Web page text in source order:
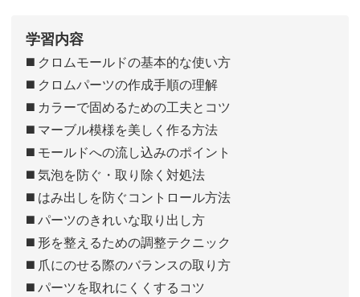
学習内容
◼️ クロムモールドの基本的な使い方
◼️ クロムパーツの作成手順の理解
◼️ カラーで固めるための工夫とコツ
◼️ マーブル模様を美しく作る方法
◼️ モールドへの流し込みのポイント
◼️ 気泡を防ぐ・取り除く対処法
◼️ はみ出しを防ぐコントロール方法
◼️ パーツのきれいな取り出し方
◼️ 形を整えるための調整テクニック
◼️ 爪にのせる際のバランスの取り方
◼️ パーツを取れにくくするコツ